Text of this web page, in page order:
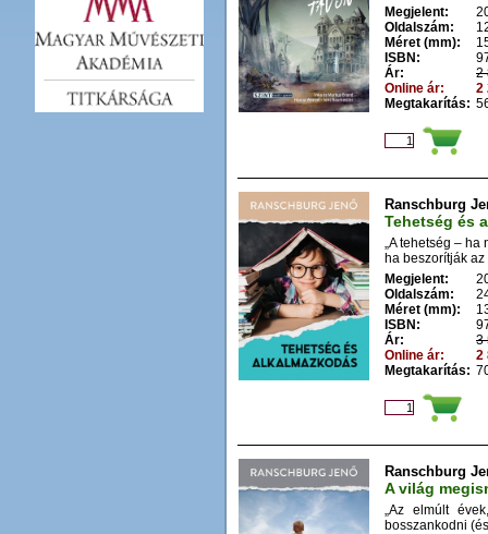
Megjelent:
Oldalszám:
Méret (mm):
ISBN:
Ár:
2
Online ár:
2
Megtakarítás:
Ranschburg
Tehetség és
„A tehetség –
ha beszorítják
Megjelent:
Oldalszám:
Méret (mm):
ISBN:
Ár:
3
Online ár:
2
Megtakarítás:
Ranschburg
A világ
„Az elmúlt
bosszankodni